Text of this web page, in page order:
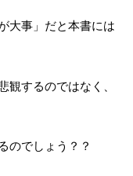
大事」だと本書には
するのではなく、
のでしょう？？